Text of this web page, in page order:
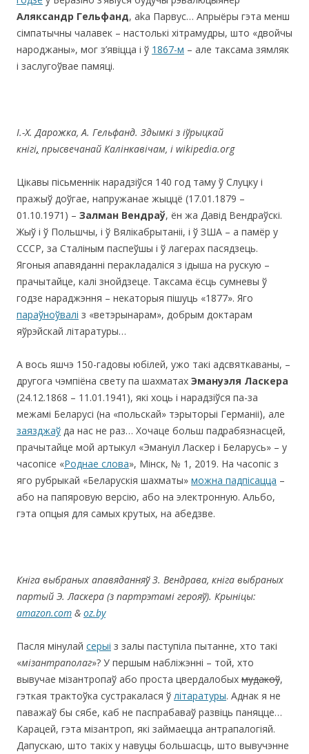
Аляксандр Гельфанд, aka Парвус… Апрыёры гэта менш
сімпатычны чалавек – настолькі хітрамудры, што «двойчы
народжаны», мог з’явіцца і ў 1867-м – але таксама зямляк
і заслугоўвае памяці.
I.-Х. Дарожка, А. Гельфанд. Здымкі з іўрыцкай
кнiгi, прысвечанай Калінкавічам, i wikipedia.org
Цікавы пісьменнік нарадзіўся 140 год таму ў Слуцку і
пражыў доўгае, напружанае жыццё (17.01.1879 –
01.10.1971) – Залман Вендраў, ён жа Давід Вендраўскі.
Жыў і ў Польшчы, і ў Вялікабрытаніі, і ў ЗША – а памёр у
СССР, за Сталіным паспеўшы і ў лагерах пасядзець.
Ягоныя апавяданні перакладаліся з ідыша на рускую –
прачытайце, калі знойдзеце. Таксама ёсць сумневы ў
годзе нараджэння – некаторыя пішуць «1877». Яго
параўноўвалі з «ветэрынарам», добрым доктарам
яўрэйскай літаратуры…
А вось яшчэ 150-гадовы юбілей, ужо такі адсвяткаваны, –
другога чэмпіёна свету па шахматах Эмануэля Ласкера
(24.12.1868 – 11.01.1941), які хоць і нарадзіўся па-за
межамі Беларусі (на «польскай» тэрыторыі Германіі), але
заязджаў да нас не раз… Хочаце больш падрабязнасцей,
прачытайце мой артыкул «Эмануіл Ласкер і Беларусь» – у
часопісе «Роднае слова», Мінск, № 1, 2019. На часопіс з
яго рубрыкай «Беларускія шахматы» можна падпісацца –
або на папяровую версію, або на электронную. Альбо,
гэта опцыя для самых крутых, на абедзве.
Кніга выбраных апавяданняў З. Вендрава, кніга выбраных
партый Э. Ласкера (з партрэтамі герояў). Крыніцы:
amazon.com & oz.by
Пасля мінулай серыі з залы паступіла пытанне, хто такі
«мізантраполаг»? У першым набліжэнні – той, хто
вывучае мізантропаў або проста цвердалобых мудакоў,
гэткая трактоўка сустракалася ў літаратуры. Аднак я не
паважаў бы сябе, каб не паспрабаваў развіць паняцце…
Карацей, гэта мізантроп, які займаецца антрапалогіяй.
Дапускаю, што такіх у навуцы большасць, што вывучэнне